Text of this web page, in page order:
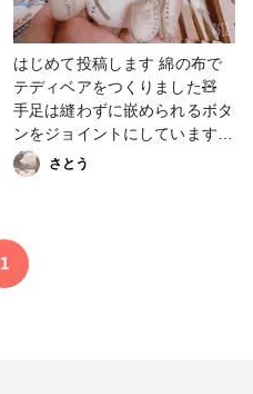
はじめて投稿します 綿の布で
テディベアをつくりました🧸
手足は縫わずに嵌められるボタ
ンをジョイントにしています
モチベーションアップのために
少しずつ投稿していきたいと思
さとう
1